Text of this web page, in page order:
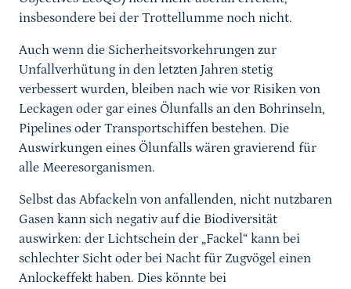
insbesondere bei der Trottellumme noch nicht.
Auch wenn die Sicherheitsvorkehrungen zur
Unfallverhütung in den letzten Jahren stetig
verbessert wurden, bleiben nach wie vor Risiken von
Leckagen oder gar eines Ölunfalls an den Bohrinseln,
Pipelines oder Transportschiffen bestehen. Die
Auswirkungen eines Ölunfalls wären gravierend für
alle Meeresorganismen.
Selbst das Abfackeln von anfallenden, nicht nutzbaren
Gasen kann sich negativ auf die Biodiversität
auswirken: der Lichtschein der „Fackel“ kann bei
schlechter Sicht oder bei Nacht für Zugvögel einen
Anlockeffekt haben. Dies könnte bei